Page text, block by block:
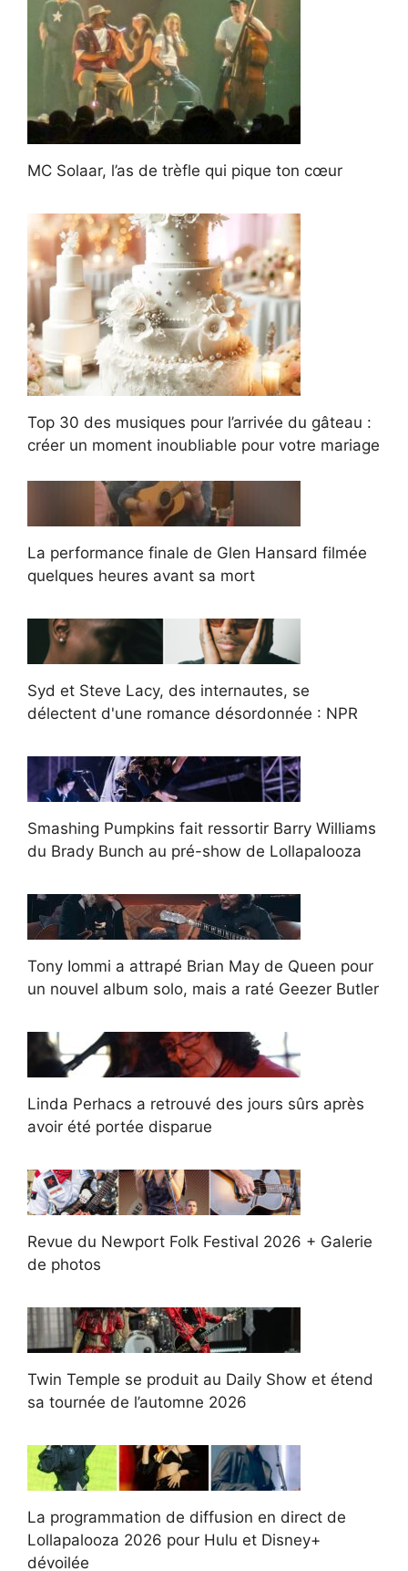
MC Solaar, l’as de trèfle qui pique ton cœur
Top 30 des musiques pour l’arrivée du gâteau :
créer un moment inoubliable pour votre mariage
La performance finale de Glen Hansard filmée
quelques heures avant sa mort
Syd et Steve Lacy, des internautes, se
délectent d'une romance désordonnée : NPR
Smashing Pumpkins fait ressortir Barry Williams
du Brady Bunch au pré-show de Lollapalooza
Tony Iommi a attrapé Brian May de Queen pour
un nouvel album solo, mais a raté Geezer Butler
Linda Perhacs a retrouvé des jours sûrs après
avoir été portée disparue
Revue du Newport Folk Festival 2026 + Galerie
de photos
Twin Temple se produit au Daily Show et étend
sa tournée de l’automne 2026
La programmation de diffusion en direct de
Lollapalooza 2026 pour Hulu et Disney+
dévoilée